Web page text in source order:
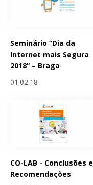
Seminário “Dia da
Internet mais Segura
2018” – Braga
01.02.18
CO-LAB - Conclusões e
Recomendações